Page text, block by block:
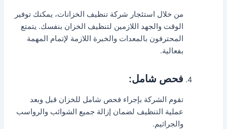
من خلال استئجار شركة تنظيف الخزانات، يمكنك توفير
الوقت والجهد اللازمين لتنظيف الخزان بنفسك. يتمتع
المحترفون بالمعدات والخبرة اللازمة لإتمام المهمة
بفعالية.
فحص شامل:
تقوم الشركة بإجراء فحص شامل للخزان قبل وبعد
عملية التنظيف لضمان إزالة جميع الشوائب والرواسب
والجراثيم.